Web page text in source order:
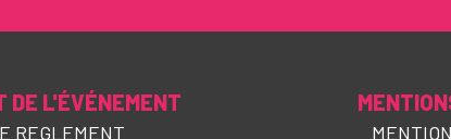
DE L'ÉVÉNEMENT
REGLEMENT